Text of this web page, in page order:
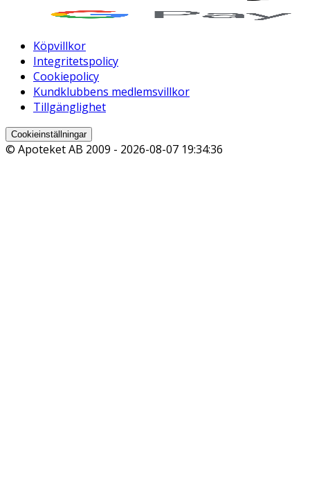
Köpvillkor
Integritetspolicy
Cookiepolicy
Kundklubbens medlemsvillkor
Tillgänglighet
Cookieinställningar
© Apoteket AB 2009 - 2026-08-07 19:34:36